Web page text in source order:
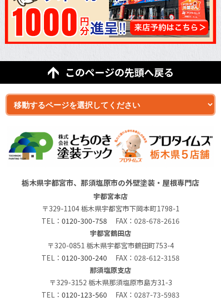
このページの先頭へ戻る
栃木県宇都宮市、那須塩原市の外壁塗装・屋根専門店
宇都宮本店
〒329-1104 栃木県宇都宮市下岡本町1798-1
TEL： 0120-300-758 FAX：028-678-2616
宇都宮鶴田店
〒320-0851 栃木県宇都宮市鶴田町753-4
TEL： 0120-300-240 FAX：028-612-3158
那須塩原支店
〒329-3152 栃木県那須塩原市島方31-3
TEL： 0120-123-560 FAX：0287-73-5983